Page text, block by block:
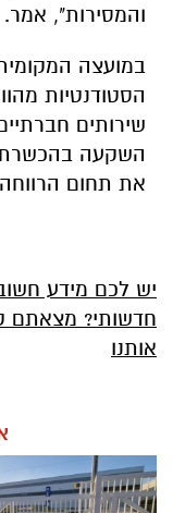
והמסירות", אמר.
במועצה
הסטודנטיות
שירותים
השקעה בהכשרת
את תחום
יש לכם מידע
חדשותי?
אותנו